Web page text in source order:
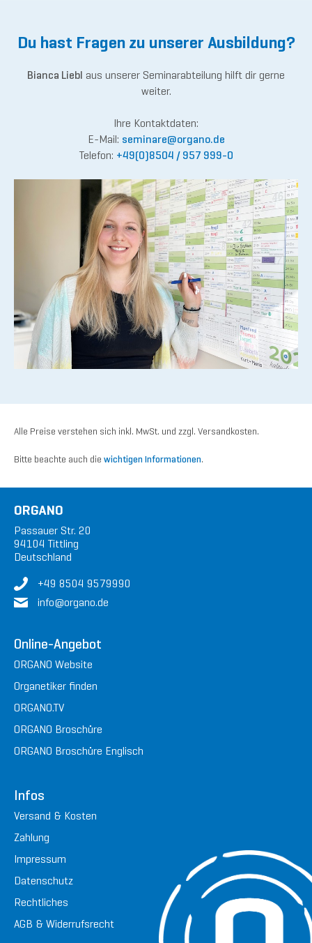
Du hast Fragen zu unserer Ausbildung?
Bianca Liebl aus unserer Seminarabteilung hilft dir gerne
weiter.
Ihre Kontaktdaten:
E-Mail: seminare@organo.de
Telefon: +49(0)8504 / 957 999-0
Alle Preise verstehen sich inkl. MwSt. und zzgl. Versandkosten.
Bitte beachte auch die wichtigen Informationen.
ORGANO
Passauer Str. 20
94104 Tittling
Deutschland
+49 8504 9579990
info@organo.de
Online-Angebot
ORGANO Website
Organetiker finden
ORGANO.TV
ORGANO Broschüre
ORGANO Broschüre Englisch
Infos
Versand & Kosten
Zahlung
Impressum
Datenschutz
Rechtliches
AGB & Widerrufsrecht